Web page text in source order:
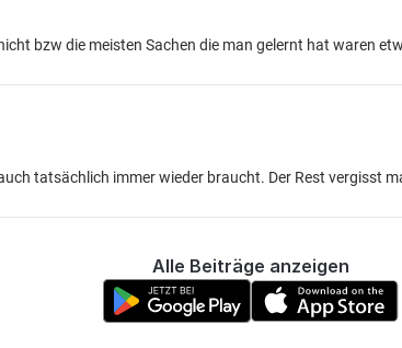
bzw die meisten Sachen die man gelernt hat waren
tatsächlich immer wieder braucht. Der Rest vergisst
Alle Beiträge anzeigen